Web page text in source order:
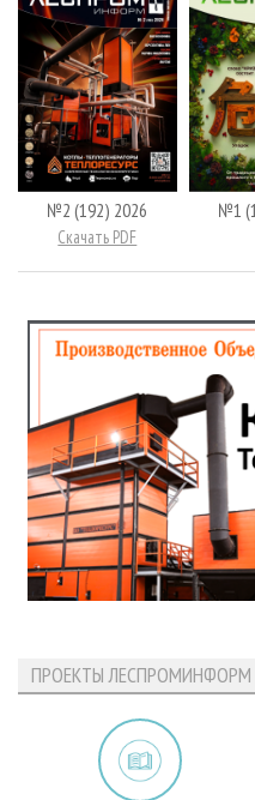
№2 (192) 2026
Скачать PDF
№1
ПРОЕКТЫ ЛЕСПРОМИНФОРМ